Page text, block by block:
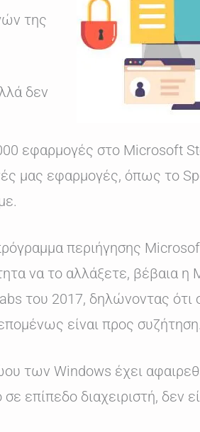
της
δεν
εφαρμογές στο Microsoft
μας εφαρμογές, όπως το
περιήγησης
να το αλλάξετε, βέβαια
του 2017, δηλώνοντας ότι
είναι προς συζήτηση.
των Windows έχει
επίπεδο διαχειριστή, δεν